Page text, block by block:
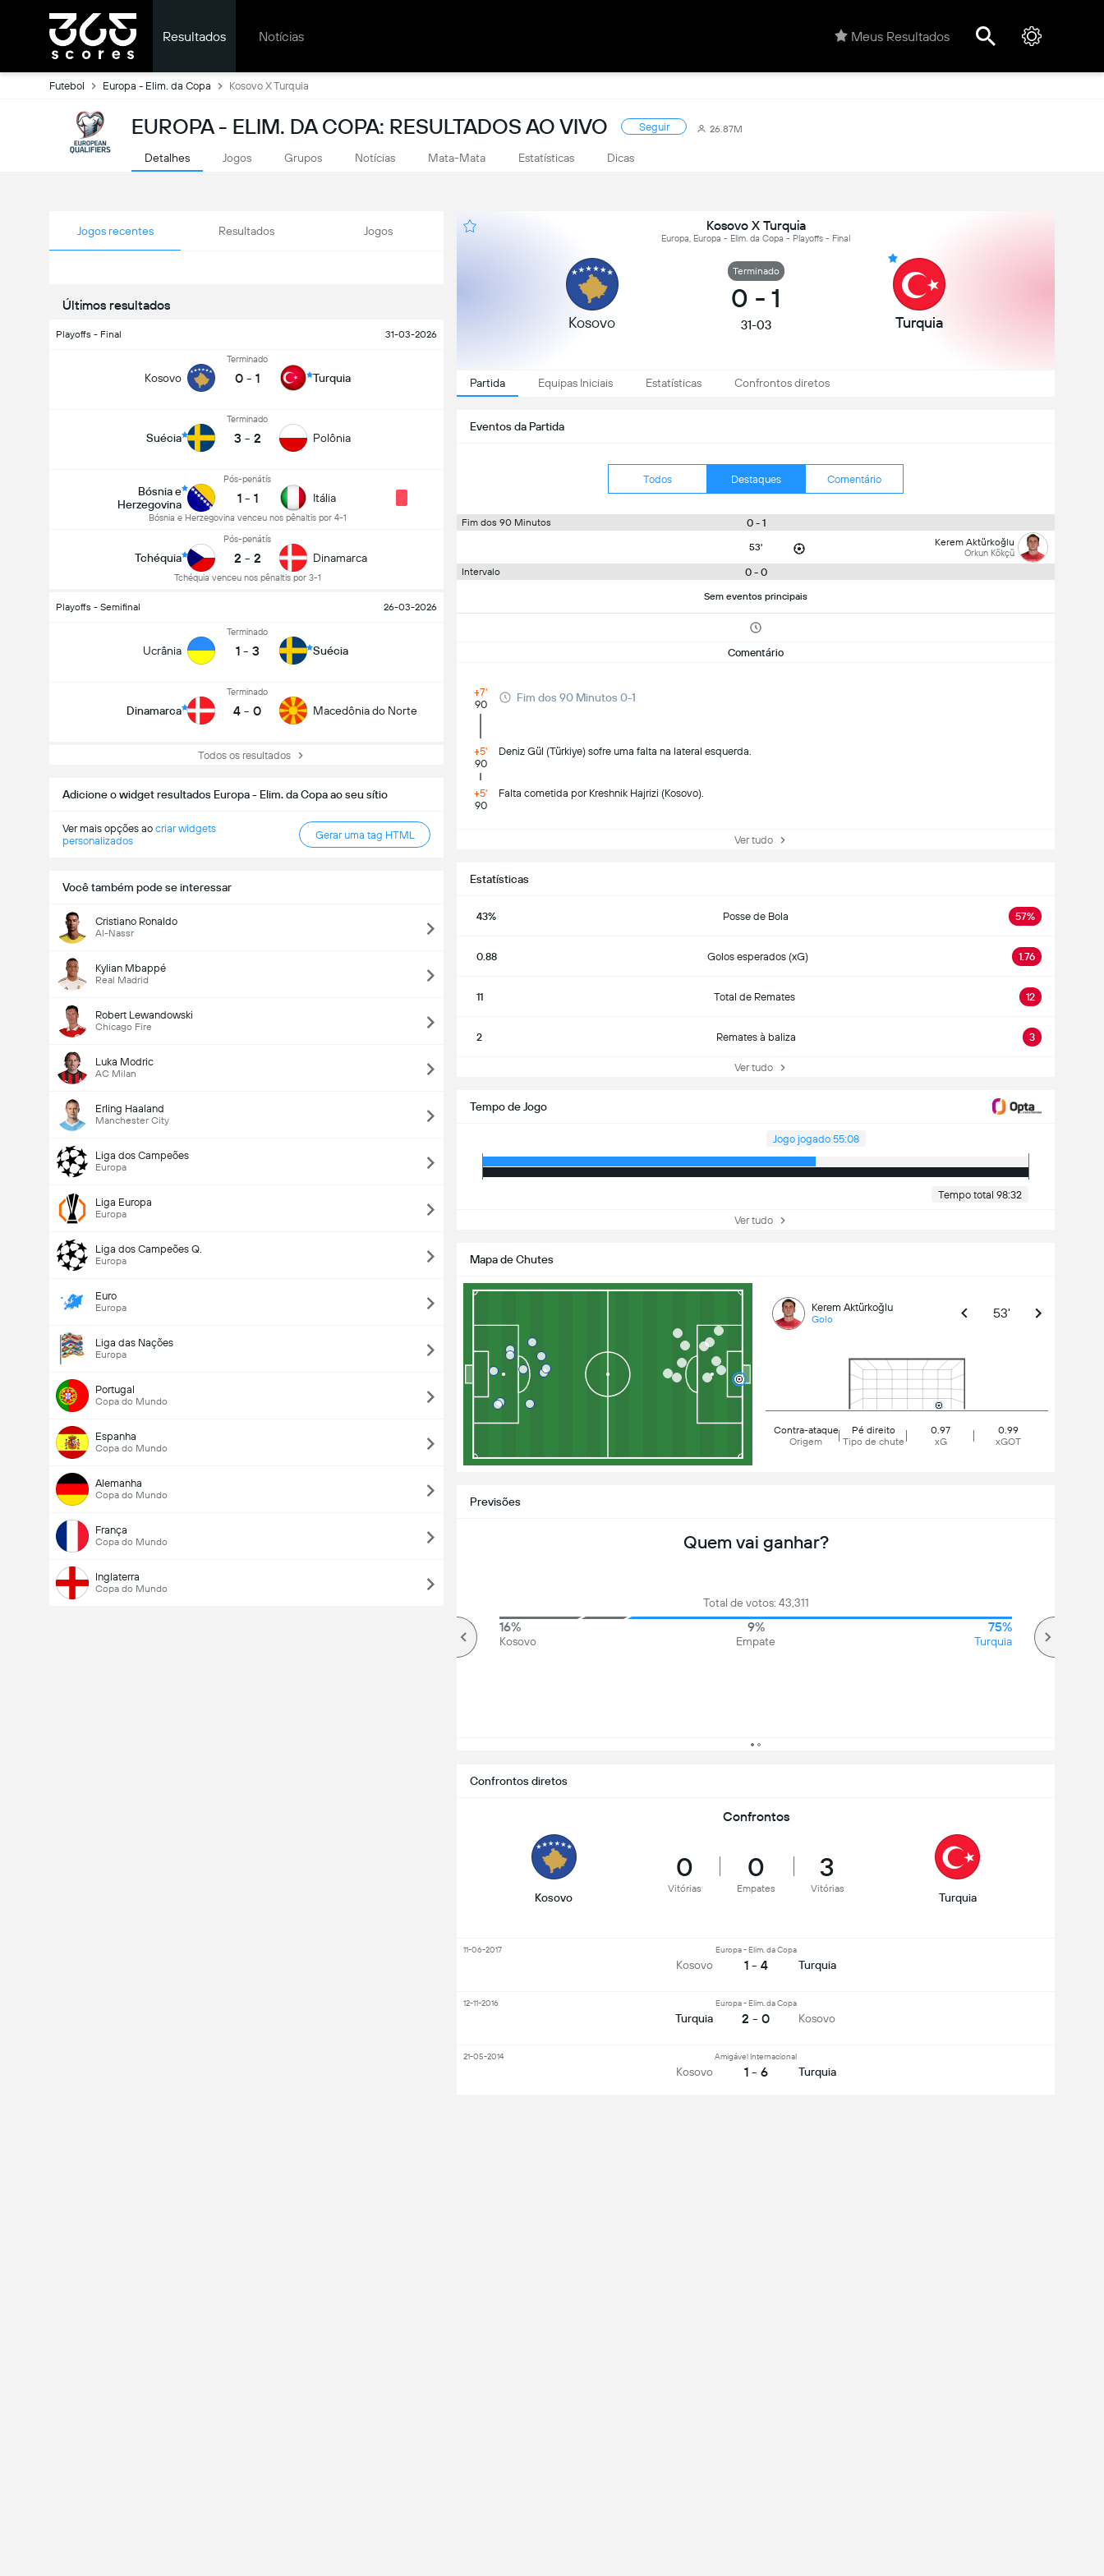
Resultados Notícias Meus Resultados
Futebol Europa - Elim. da Copa Kosovo X Turquia
EUROPA - ELIM. DA COPA: RESULTADOS AO VIVO Seguir 26.87M
Detalhes Jogos Grupos Notícias Mata-Mata Estatísticas Dicas
Jogos recentes Resultados Jogos
Últimos resultados
Playoffs - Final 31-03-2026
Kosovo
Terminado
0 - 1 Turquia
Suécia
Terminado
3 - 2 Polônia
Bósnia e
Herzegovina
Pós-penátís
1 - 1
Bósnia e Herzegovina venceu nos pênaltis por 4-1
Itália
Tchéquia
Pós-penátís
2 - 2
Tchéquia venceu nos pênaltis por 3-1
Dinamarca
Playoffs - Semifinal 26-03-2026
Ucrânia
Terminado
1 - 3 Suécia
Dinamarca
Terminado
4 - 0 Macedônia do Norte
Todos os resultados
Adicione o widget resultados Europa - Elim. da Copa ao seu sítio
Ver mais opções ao criar widgets
personalizados
Gerar uma tag HTML
Você também pode se interessar
Cristiano Ronaldo
Al-Nassr
Kylian Mbappé
Real Madrid
Robert Lewandowski
Chicago Fire
Luka Modric
AC Milan
Erling Haaland
Manchester City
Liga dos Campeões
Europa
Liga Europa
Europa
Liga dos Campeões Q.
Europa
Euro
Europa
Liga das Nações
Europa
Portugal
Copa do Mundo
Espanha
Copa do Mundo
Alemanha
Copa do Mundo
França
Copa do Mundo
Inglaterra
Copa do Mundo
Kosovo X Turquia
Europa, Europa - Elim. da Copa - Playoffs - Final
Kosovo
Terminado
0 - 1
31-03 Turquia
Partida Equipas Iniciais Estatísticas Confrontos diretos
Eventos da Partida
Todos Destaques Comentário
Fim dos 90 Minutos 0 - 1
53' Kerem Aktürkoğlu
Orkun Kökçü
Intervalo 0 - 0
Sem eventos principais
Comentário
+7'
90
Fim dos 90 Minutos 0-1
+5'
90
Deniz Gül (Türkiye) sofre uma falta na lateral esquerda.
+5'
90
Falta cometida por Kreshnik Hajrizi (Kosovo).
Ver tudo
Estatísticas
43% Posse de Bola 57%
0.88 Golos esperados (xG) 1.76
11 Total de Remates 12
2 Remates à baliza 3
Ver tudo
Tempo de Jogo
Jogo jogado 55:08
Tempo total 98:32
Ver tudo
Mapa de Chutes
Kerem Aktürkoğlu
Golo 53'
Contra-ataque
Origem
Pé direito
Tipo de chute
0.97
xG
0.99
xGOT
Previsões
Quem vai ganhar?
Total de votos: 43,311
16%
Kosovo
9%
Empate
75%
Turquia
Encontro - Golos (2.5)
Confrontos diretos
Confrontos
Kosovo
0
Vitórias
0
Empates
3
Vitórias
Turquia
Kosovo
Europa - Elim. da Copa
1 - 4 Turquia
11-06-2017
Turquia
Europa - Elim. da Copa
2 - 0 Kosovo
12-11-2016
Kosovo
Amigável Internacional
1 - 6 Turquia
21-05-2014